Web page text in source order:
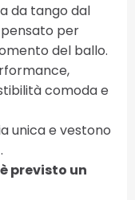
da tango dal
per
del ballo.
comoda e
unica e vestono
previsto un